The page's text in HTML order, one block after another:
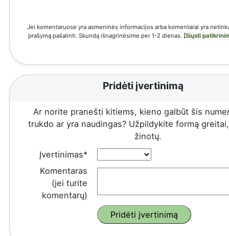
Jei komentaruose yra asmeninės informacijos arba komentarai yra
prašymą pašalinti. Skundą išnagrinėsime per 1-2 dienas. [Siųsti
Pridėti įvertinimą
Ar norite pranešti kitiems, kieno galbūt šis
trukdo ar yra naudingas? Užpildykite formą
žinotų.
Įvertinimas*
Komentaras
(jei turite
komentarų)